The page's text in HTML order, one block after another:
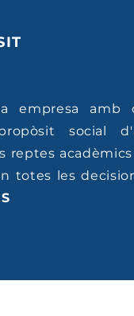
empresa amb
social
reptes
totes les